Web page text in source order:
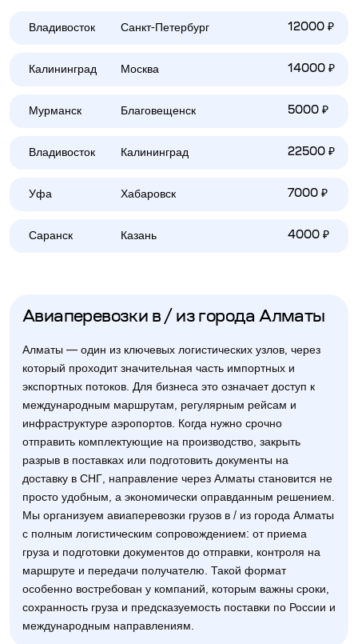
Владивосток Санкт-Петербург 12000 ₽
Калининград Москва 14000 ₽
Мурманск Благовещенск 5000 ₽
Владивосток Калининград 22500 ₽
Уфа Хабаровск 7000 ₽
Саранск Казань 4000 ₽
Авиаперевозки в / из города Алматы
Алматы — один из ключевых логистических узлов, через
который проходит значительная часть импортных и
экспортных потоков. Для бизнеса это означает доступ к
международным маршрутам, регулярным рейсам и
инфраструктуре аэропортов. Когда нужно срочно
отправить комплектующие на производство, закрыть
разрыв в поставках или подготовить документы на
доставку в СНГ, направление через Алматы становится не
просто удобным, а экономически оправданным решением.
Мы организуем авиаперевозки грузов в / из города Алматы
с полным логистическим сопровождением: от приема
груза и подготовки документов до отправки, контроля на
маршруте и передачи получателю. Такой формат
особенно востребован у компаний, которым важны сроки,
сохранность груза и предсказуемость поставки по России и
международным направлениям.